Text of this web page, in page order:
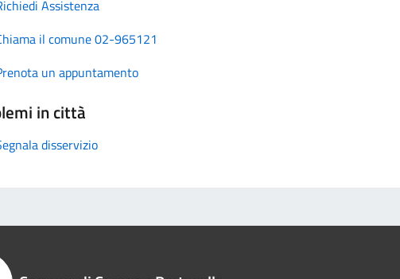
Assistenza
il comune 02-965121
un appuntamento
in città
disservizio